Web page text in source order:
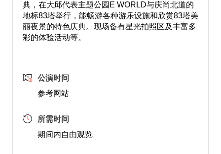
典，在大邱代表主题公园E WORLD与庆尚北道的
地标83塔举行，能畅游各种游乐设施和欣赏83塔美
丽夜景的特色庆典。现场备有星光拍照区及丰富多
彩的体验活动等。
公演时间
参考网站
所需时间
期间内自由观览